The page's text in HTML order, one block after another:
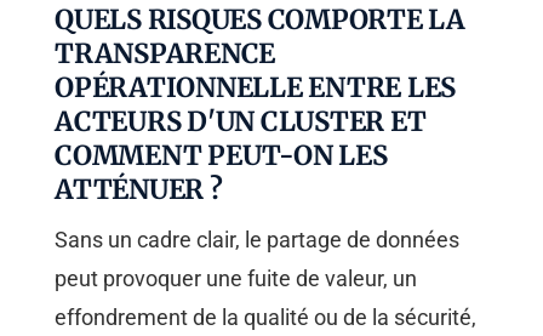
QUELS RISQUES COMPORTE LA
TRANSPARENCE
OPÉRATIONNELLE ENTRE LES
ACTEURS D'UN CLUSTER ET
COMMENT PEUT-ON LES
ATTÉNUER ?
Sans un cadre clair, le partage de données
peut provoquer une fuite de valeur, un
effondrement de la qualité ou de la sécurité,